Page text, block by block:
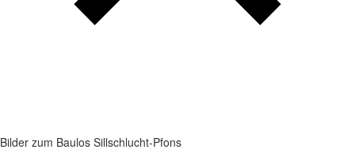
Bilder zum Baulos Sillschlucht-Pfons